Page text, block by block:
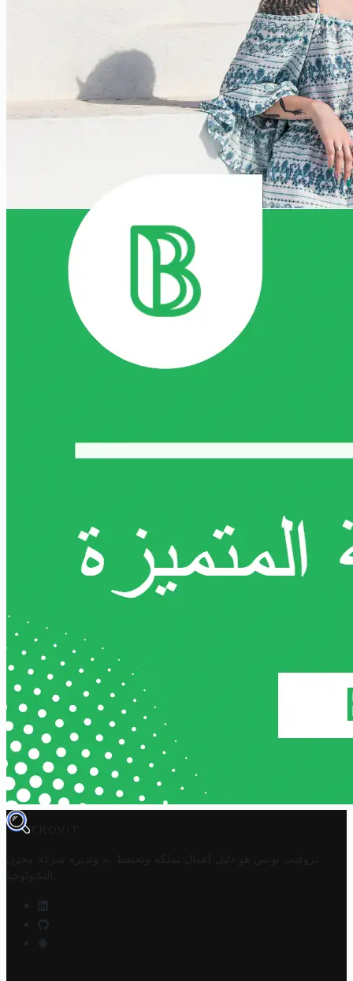
TROVIT
تروفيت تونس هو دليل أعمال تملكه وتحتفظ به وتديره
شركة مخزن
التكنولوجيا